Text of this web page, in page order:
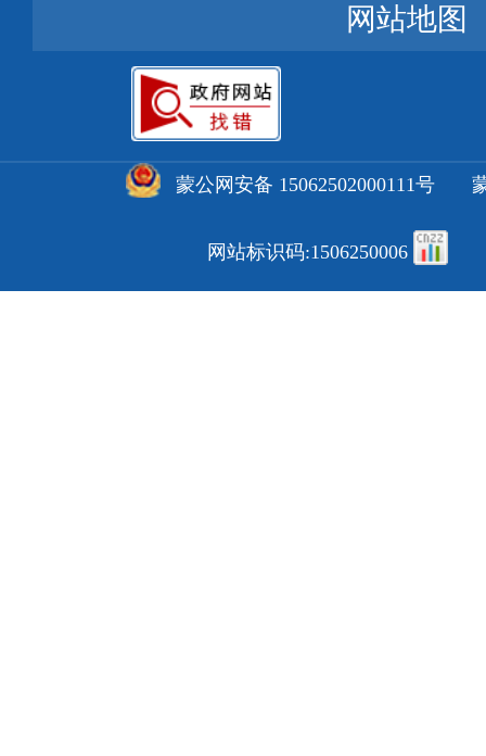
网站地图
蒙公网安备 15062502000111号
网站标识码:1506250006